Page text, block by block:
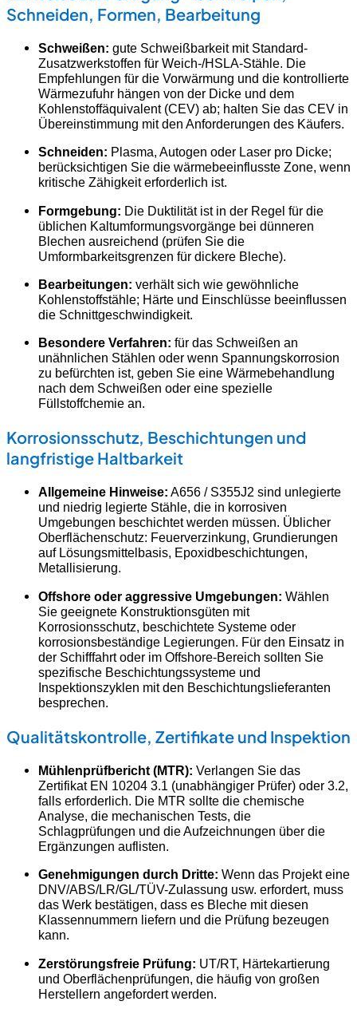
Schneiden, Formen, Bearbeitung
Schweißen: gute Schweißbarkeit mit Standard-
Zusatzwerkstoffen für Weich-/HSLA-Stähle. Die
Empfehlungen für die Vorwärmung und die kontrollierte
Wärmezufuhr hängen von der Dicke und dem
Kohlenstoffäquivalent (CEV) ab; halten Sie das CEV in
Übereinstimmung mit den Anforderungen des Käufers.
Schneiden: Plasma, Autogen oder Laser pro Dicke;
berücksichtigen Sie die wärmebeeinflusste Zone, wenn
kritische Zähigkeit erforderlich ist.
Formgebung: Die Duktilität ist in der Regel für die
üblichen Kaltumformungsvorgänge bei dünneren
Blechen ausreichend (prüfen Sie die
Umformbarkeitsgrenzen für dickere Bleche).
Bearbeitungen: verhält sich wie gewöhnliche
Kohlenstoffstähle; Härte und Einschlüsse beeinflussen
die Schnittgeschwindigkeit.
Besondere Verfahren: für das Schweißen an
unähnlichen Stählen oder wenn Spannungskorrosion
zu befürchten ist, geben Sie eine Wärmebehandlung
nach dem Schweißen oder eine spezielle
Füllstoffchemie an.
Korrosionsschutz, Beschichtungen und
langfristige Haltbarkeit
Allgemeine Hinweise: A656 / S355J2 sind unlegierte
und niedrig legierte Stähle, die in korrosiven
Umgebungen beschichtet werden müssen. Üblicher
Oberflächenschutz: Feuerverzinkung, Grundierungen
auf Lösungsmittelbasis, Epoxidbeschichtungen,
Metallisierung.
Offshore oder aggressive Umgebungen: Wählen
Sie geeignete Konstruktionsgüten mit
Korrosionsschutz, beschichtete Systeme oder
korrosionsbeständige Legierungen. Für den Einsatz in
der Schifffahrt oder im Offshore-Bereich sollten Sie
spezifische Beschichtungssysteme und
Inspektionszyklen mit den Beschichtungslieferanten
besprechen.
Qualitätskontrolle, Zertifikate und Inspektion
Mühlenprüfbericht (MTR): Verlangen Sie das
Zertifikat EN 10204 3.1 (unabhängiger Prüfer) oder 3.2,
falls erforderlich. Die MTR sollte die chemische
Analyse, die mechanischen Tests, die
Schlagprüfungen und die Aufzeichnungen über die
Ergänzungen auflisten.
Genehmigungen durch Dritte: Wenn das Projekt eine
DNV/ABS/LR/GL/TÜV-Zulassung usw. erfordert, muss
das Werk bestätigen, dass es Bleche mit diesen
Klassennummern liefern und die Prüfung bezeugen
kann.
Zerstörungsfreie Prüfung: UT/RT, Härtekartierung
und Oberflächenprüfungen, die häufig von großen
Herstellern angefordert werden.